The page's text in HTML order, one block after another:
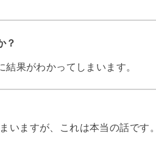
？
果がわかってしまいます。
いますが、これは本当の話です。